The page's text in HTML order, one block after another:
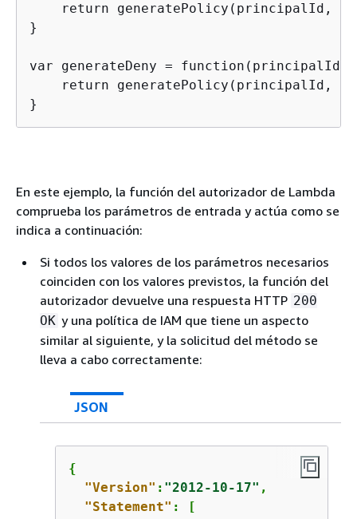
return generatePolicy(principalId,
}
var generateDeny =
return generatePolicy(principalId,
}
En este ejemplo, la función del autorizador de Lambda
comprueba los parámetros de entrada y actúa como se
indica a continuación:
Si todos los valores de los parámetros necesarios
coinciden con los valores previstos, la función del
autorizador devuelve una respuesta HTTP 200
OK y una política de IAM que tiene un aspecto
similar al siguiente, y la solicitud del método se
lleva a cabo correctamente:
JSON
{
"Version" : "2012-10-17" ,
"Statement" : [